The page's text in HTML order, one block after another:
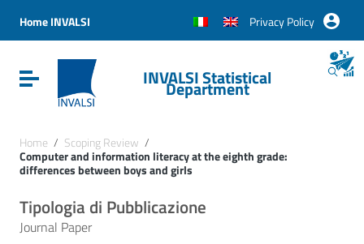
Vai al menu di navigazione
Vai al footer
Home INVALSI Privacy Policy
Attiva / disattiva la navigazioneINVALSI Statistical
Department
Home / Scoping Review /
Computer and information literacy at the eighth grade:
differences between boys and girls
Tipologia di Pubblicazione
Journal Paper